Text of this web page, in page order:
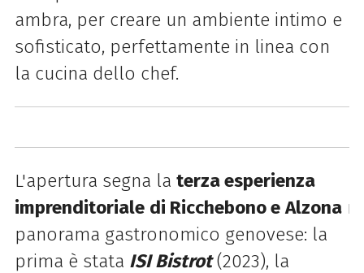
ambra, per creare un ambiente intimo e
sofisticato, perfettamente in linea con
la cucina dello chef.
L'apertura segna la terza esperienza
imprenditoriale di Ricchebono e Alzona
panorama gastronomico genovese: la
prima è stata ISI Bistrot(2023), la